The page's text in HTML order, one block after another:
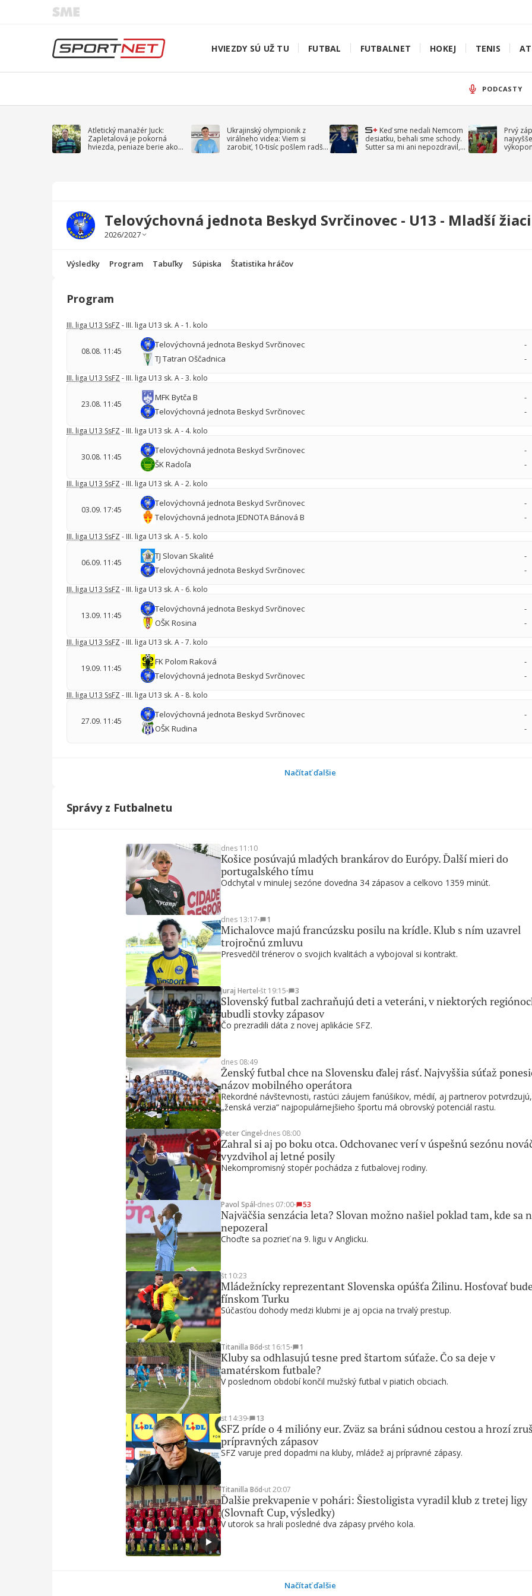
HVIEZDY SÚ UŽ TU FUTBAL FUTBALNET HOKEJ TENIS
PODCASTY
Atletický manažér Juck:
Zapletalová je pokorná
hviezda, peniaze berie ako
Ukrajinský olympionik z
virálneho videa: Viem si
zarobiť, 10-tisíc pošlem radšej
Keď sme nedali Nemcom
desiatku, behali sme schody.
Sutter sa mi ani nepozdravil,
Prvý
Telovýchovná jednota Beskyd Svrčinovec - U13 - Mladší žiaci
Výsledky Program Tabuľky Súpiska Štatistika hráčov
Program
III. liga U13 SsFZ - III. liga U13 sk. A - 1. kolo
08.08. 11:45
Telovýchovná jednota Beskyd Svrčinovec
TJ Tatran Oščadnica
-
-
III. liga U13 SsFZ - III. liga U13 sk. A - 3. kolo
23.08. 11:45
MFK Bytča B
Telovýchovná jednota Beskyd Svrčinovec
-
-
III. liga U13 SsFZ - III. liga U13 sk. A - 4. kolo
30.08. 11:45
Telovýchovná jednota Beskyd Svrčinovec
ŠK Radoľa
-
-
III. liga U13 SsFZ - III. liga U13 sk. A - 2. kolo
03.09. 17:45
Telovýchovná jednota Beskyd Svrčinovec
Telovýchovná jednota JEDNOTA Bánová B
-
-
III. liga U13 SsFZ - III. liga U13 sk. A - 5. kolo
06.09. 11:45
TJ Slovan Skalité
Telovýchovná jednota Beskyd Svrčinovec
-
-
III. liga U13 SsFZ - III. liga U13 sk. A - 6. kolo
13.09. 11:45
Telovýchovná jednota Beskyd Svrčinovec
OŠK Rosina
-
-
III. liga U13 SsFZ - III. liga U13 sk. A - 7. kolo
19.09. 11:45
FK Polom Raková
Telovýchovná jednota Beskyd Svrčinovec
-
-
III. liga U13 SsFZ - III. liga U13 sk. A - 8. kolo
27.09. 11:45
Telovýchovná jednota Beskyd Svrčinovec
OŠK Rudina
-
-
Načítať ďalšie
Správy z Futbalnetu
Odchytal v minulej sezóne dovedna 34 zápasov a celkovo 1359 minút.
Košice posúvajú mladých brankárov do Európy. Ďalší mieri do
portugalského tímu
dnes 11:10
Presvedčil trénerov o svojich kvalitách a vybojoval si kontrakt.
Michalovce majú francúzsku posilu na krídle. Klub s ním uzavrel
trojročnú zmluvu
dnes 13:17∙ 1
Čo prezradili dáta z novej aplikácie SFZ.
Slovenský futbal zachraňujú deti a veteráni, v niektorých
ubudli stovky zápasov
Juraj Hertel∙št 19:15∙ 3
Rekordné návštevnosti, rastúci záujem fanúšikov, médií, aj partnerov
„ženská verzia“ najpopulárnejšieho športu má obrovský potenciál rastu.
Ženský futbal chce na Slovensku ďalej rásť. Najvyššia súťaž
názov mobilného operátora
dnes 08:49
Nekompromisný stopér pochádza z futbalovej rodiny.
Zahral si aj po boku otca. Odchovanec verí v úspešnú sezónu
vyzdvihol aj letné posily
Peter Cingel∙dnes 08:00
Choďte sa pozrieť na 9. ligu v Anglicku.
Najväčšia senzácia leta? Slovan možno našiel poklad tam, kde sa
nepozeral
Pavol Spál∙dnes 07:00∙ 53
Súčasťou dohody medzi klubmi je aj opcia na trvalý prestup.
Mládežnícky reprezentant Slovenska opúšťa Žilinu. Hosťovať
fínskom Turku
št 10:23
V poslednom období končil mužský futbal v piatich obciach.
Kluby sa odhlasujú tesne pred štartom súťaže. Čo sa deje v
amatérskom futbale?
Titanilla Bőd∙st 16:15∙ 1
SFZ varuje pred dopadmi na kluby, mládež aj prípravné zápasy.
SFZ príde o 4 milióny eur. Zväz sa bráni súdnou cestou a hrozí
prípravných zápasov
st 14:39∙ 13
V utorok sa hrali posledné dva zápasy prvého kola.
Ďalšie prekvapenie v pohári: Šiestoligista vyradil klub z tretej ligy
(Slovnaft Cup, výsledky)
Titanilla Bőd∙ut 20:07
Načítať ďalšie